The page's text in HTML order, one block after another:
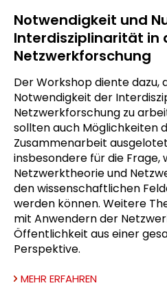
Notwendigkeit und
Interdisziplinarität in
Netzwerkforschung
Der Workshop diente dazu,
Notwendigkeit der
Netzwerkforschung zu
sollten auch Möglichkeiten
Zusammenarbeit
insbesondere für die Frage,
Netzwerktheorie und
den wissenschaftlichen
werden können. Weitere
mit Anwendern der
Öffentlichkeit aus einer
Perspektive.
MEHR ERFAHREN